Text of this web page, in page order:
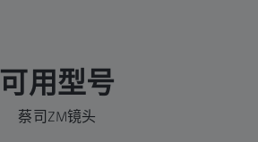
可用型号
蔡司ZM镜头